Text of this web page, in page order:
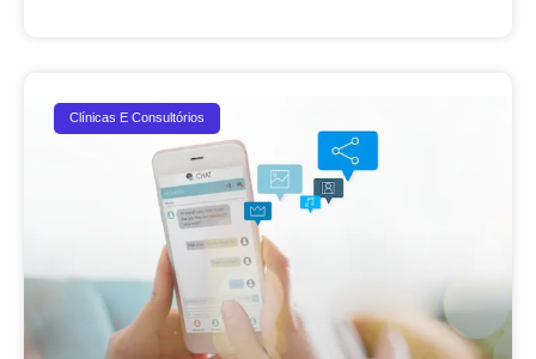
Clínicas E Consultórios